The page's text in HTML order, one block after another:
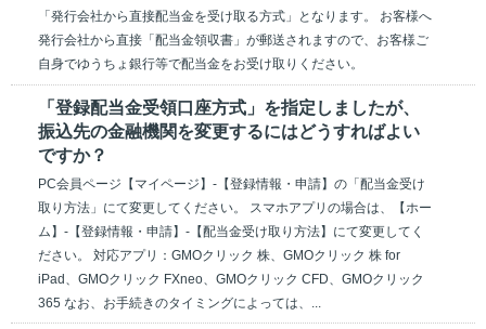
「発行会社から直接配当金を受け取る方式」となります。 お客様へ
発行会社から直接「配当金領収書」が郵送されますので、お客様ご
自身でゆうちょ銀行等で配当金をお受け取りください。
「登録配当金受領口座方式」を指定しましたが、
振込先の金融機関を変更するにはどうすればよい
ですか？
PC会員ページ【マイページ】-【登録情報・申請】の「配当金受け
取り方法」にて変更してください。 スマホアプリの場合は、【ホー
ム】-【登録情報・申請】-【配当金受け取り方法】にて変更してく
ださい。 対応アプリ：GMOクリック 株、GMOクリック 株 for
iPad、GMOクリック FXneo、GMOクリック CFD、GMOクリック
365 なお、お手続きのタイミングによっては、...